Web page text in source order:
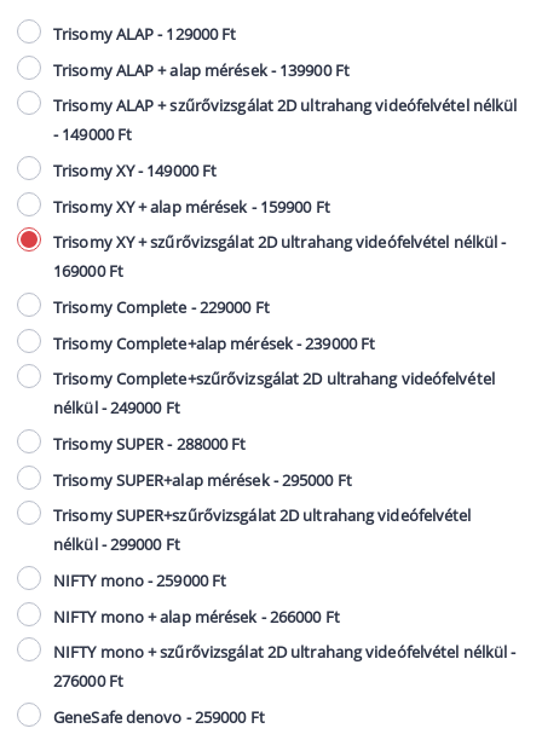
Trisomy ALAP - 129000 Ft
Trisomy ALAP + alap mérések - 139900 Ft
Trisomy ALAP + szűrővizsgálat 2D ultrahang videófelvétel nélkül
- 149000 Ft
Trisomy XY - 149000 Ft
Trisomy XY + alap mérések - 159900 Ft
Trisomy XY + szűrővizsgálat 2D ultrahang videófelvétel nélkül -
169000 Ft
Trisomy Complete - 229000 Ft
Trisomy Complete+alap mérések - 239000 Ft
Trisomy Complete+szűrővizsgálat 2D ultrahang videófelvétel
nélkül - 249000 Ft
Trisomy SUPER - 288000 Ft
Trisomy SUPER+alap mérések - 295000 Ft
Trisomy SUPER+szűrővizsgálat 2D ultrahang videófelvétel
nélkül - 299000 Ft
NIFTY mono - 259000 Ft
NIFTY mono + alap mérések - 266000 Ft
NIFTY mono + szűrővizsgálat 2D ultrahang videófelvétel nélkül -
276000 Ft
GeneSafe denovo - 259000 Ft